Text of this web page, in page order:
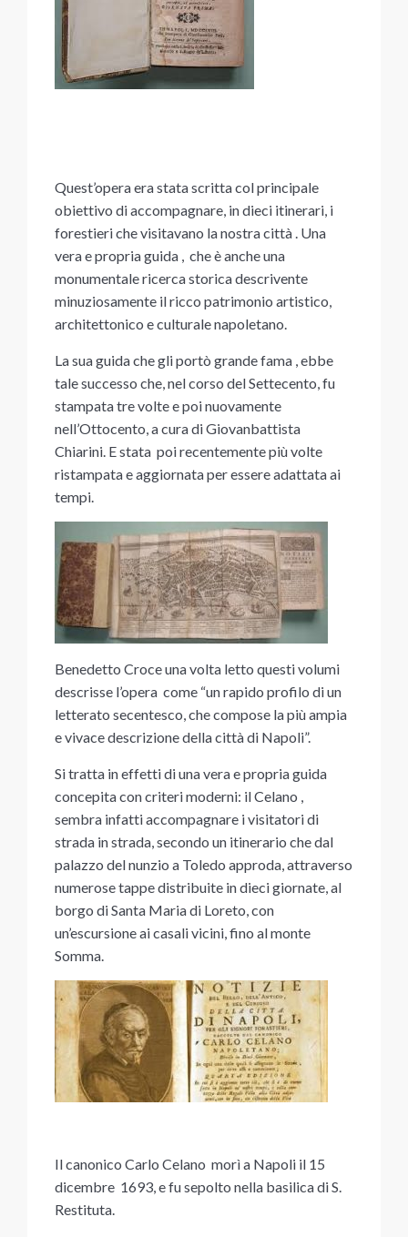
Quest’opera era stata scritta col principale
obiettivo di accompagnare, in dieci itinerari, i
forestieri che visitavano la nostra città. Una
vera e propria guida , che è anche una
monumentale ricerca storica descrivente
minuziosamente il ricco patrimonio artistico,
architettonico e culturale napoletano.
La sua guida che gli portò grande fama , ebbe
tale successo che, nel corso del Settecento, fu
stampata tre volte e poi nuovamente
nell’Ottocento, a cura di Giovanbattista
Chiarini. E stata poi recentemente più volte
ristampata e aggiornata per essere adattata ai
tempi.
Benedetto Croce una volta letto questi volumi
descrisse l’opera come “un rapido profilo di un
letterato secentesco, che compose la più ampia
e vivace descrizione della città di Napoli”.
Si tratta in effetti di una vera e propria guida
concepita con criteri moderni: il Celano ,
sembra infatti accompagnare i visitatori di
strada in strada, secondo un itinerario che dal
palazzo del nunzio a Toledo approda, attraverso
numerose tappe distribuite in dieci giornate, al
borgo di Santa Maria di Loreto, con
un’escursione ai casali vicini, fino al monte
Somma.
Il canonico Carlo Celano morì a Napoli il 15
dicembre 1693, e fu sepolto nella basilica di S.
Restituta.